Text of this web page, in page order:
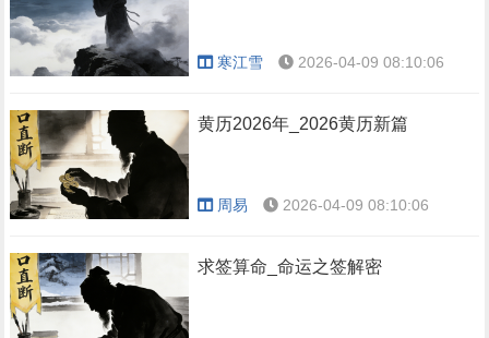
寒江雪 2026-04-09 08:10:06
黄历2026年_2026黄历新篇
周易 2026-04-09 08:10:06
求签算命_命运之签解密